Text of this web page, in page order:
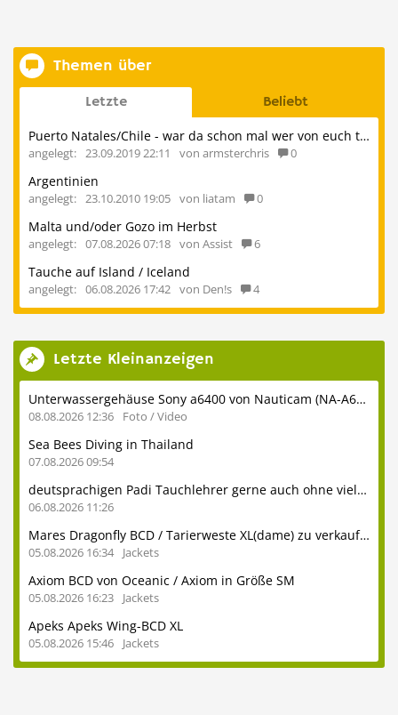
Themen über
Letzte Beliebt
Puerto Natales/Chile - war da schon mal wer von euch tauchen?
angelegt: 23.09.2019 22:11 von armsterchris 0
Argentinien
angelegt: 23.10.2010 19:05 von liatam 0
Malta und/oder Gozo im Herbst
angelegt: 07.08.2026 07:18 von Assist 6
Tauche auf Island / Iceland
angelegt: 06.08.2026 17:42 von Den!s 4
Letzte Kleinanzeigen
Unterwassergehäuse Sony a6400 von Nauticam (NA-A6400) inkl. Glasdome usw.
08.08.2026 12:36 Foto / Video
Sea Bees Diving in Thailand
07.08.2026 09:54
deutsprachigen Padi Tauchlehrer gerne auch ohne viel Erfahrung
06.08.2026 11:26
Mares Dragonfly BCD / Tarierweste XL(dame) zu verkaufen
05.08.2026 16:34 Jackets
Axiom BCD von Oceanic / Axiom in Größe SM
05.08.2026 16:23 Jackets
Apeks Apeks Wing-BCD XL
05.08.2026 15:46 Jackets